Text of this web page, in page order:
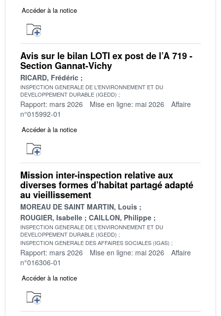
Accéder à la notice
Avis sur le bilan LOTI ex post de l’A 719 -
Section Gannat-Vichy
RICARD, Frédéric
INSPECTION GENERALE DE L'ENVIRONNEMENT ET DU
DEVELOPPEMENT DURABLE (IGEDD)
Rapport: mars 2026 Mise en ligne: mai 2026
Affaire
n°015992-01
Accéder à la notice
Mission inter-inspection relative aux
diverses formes d’habitat partagé adapté
au vieillissement
MOREAU DE SAINT MARTIN, Louis
ROUGIER, Isabelle
CAILLON, Philippe
INSPECTION GENERALE DE L'ENVIRONNEMENT ET DU
DEVELOPPEMENT DURABLE (IGEDD)
INSPECTION GENERALE DES AFFAIRES SOCIALES (IGAS)
Rapport: mars 2026 Mise en ligne: mai 2026
Affaire
n°016306-01
Accéder à la notice